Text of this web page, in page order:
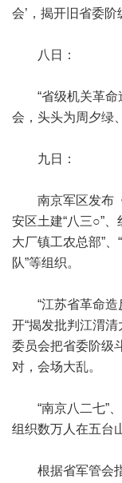
会’，揭开旧省委阶
八日：
“省级机关革命
会，头头为周夕绿
九日：
南京军区发布《
安区土建“八三○”、
大厂镇工农总部”
队”等组织。
“江苏省革命造
开“揭发批判江渭
委员会把省委阶级
对，会场大乱。
“南京八二七”、“
组织数万人在五台
根据省军管会指